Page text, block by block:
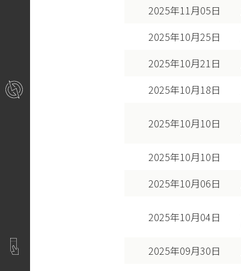
2025年11月05日
2025年10月25日
2025年10月21日
2025年10月18日
2025年10月10日
2025年10月10日
2025年10月06日
2025年10月04日
2025年09月30日